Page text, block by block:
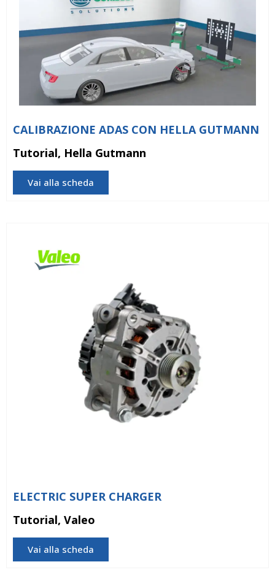
CALIBRAZIONE ADAS CON HELLA GUTMANN
Tutorial, Hella Gutmann
Vai alla scheda
ELECTRIC SUPER CHARGER
Tutorial, Valeo
Vai alla scheda